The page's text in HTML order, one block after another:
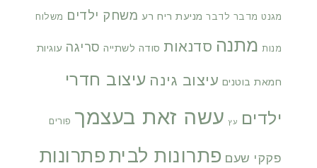
מגנט מדבר לדבר מניעת ריח רע משחק ילדים משלוח
מנות מתנה סדנאות סודה לשתייה סריגה עוגיות
חמאת בוטנים עיצוב גינה עיצוב חדרי
ילדים עץ עשה זאת בעצמך פורים
פקקי שעם פתרונות לבית פתרונות